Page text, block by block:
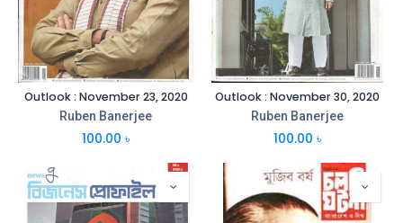
Outlook : November 23, 2020
Ruben Banerjee
100.00 ৳
Outlook : November 30, 2020
Ruben Banerjee
100.00 ৳